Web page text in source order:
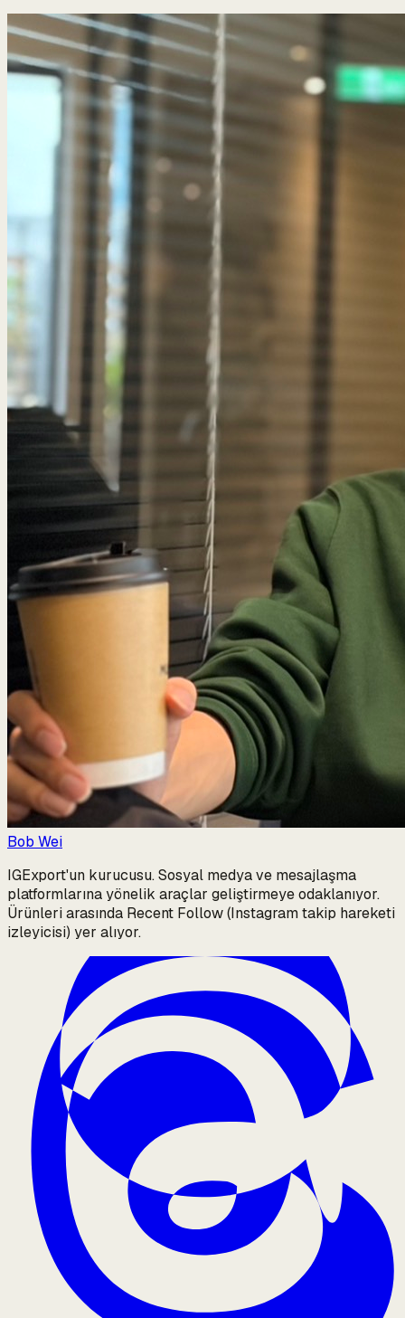
Bob Wei
IGExport'un kurucusu. Sosyal medya ve mesajlaşma
platformlarına yönelik araçlar geliştirmeye odaklanıyor.
Ürünleri arasında Recent Follow (Instagram takip hareketi
izleyicisi) yer alıyor.